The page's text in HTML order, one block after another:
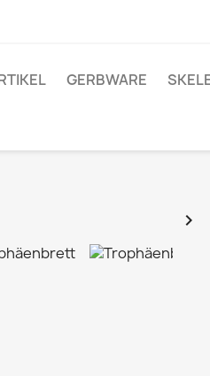
GERBWARE
